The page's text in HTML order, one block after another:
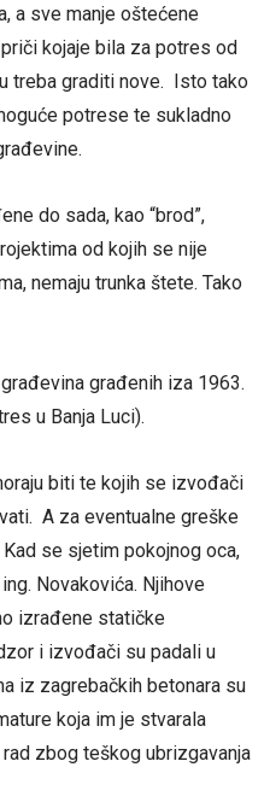
a sve manje oštećene
kojaje bila za potres od
treba graditi nove. Isto tako
potrese te sukladno
do sada, kao “brod”,
od kojih se nije
nemaju trunka štete. Tako
građenih iza 1963.
u Banja Luci).
biti te kojih se izvođači
A za eventualne greške
se sjetim pokojnog oca,
Novakovića. Njihove
izrađene statičke
i izvođači su padali u
iz zagrebačkih betonara su
koja im je stvarala
zbog teškog ubrizgavanja